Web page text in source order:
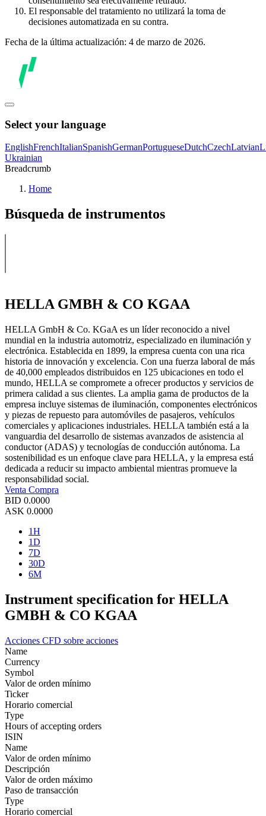
El responsable del tratamiento no utilizará la toma de
decisiones automatizada en su contra.
Fecha de la última actualización: 4 de marzo de 2026.
Select your language
EnglishFrenchItalianSpanishGermanPortugueseDutchCzechLatvian
Ukrainian
Breadcrumb
Home
Búsqueda de instrumentos
HELLA GMBH & CO KGAA
HELLA GmbH & Co. KGaA es un líder reconocido a nivel
mundial en la industria automotriz, especializado en iluminación y
electrónica. Establecida en 1899, la empresa cuenta con una rica
historia de innovación y excelencia. Con una fuerza laboral de más
de 40,000 empleados distribuidos en 125 ubicaciones en todo el
mundo, HELLA se compromete a ofrecer productos y servicios de
primera calidad a sus clientes. La amplia gama de productos de la
empresa incluye sistemas de iluminación, componentes electrónicos
y piezas de repuesto para automóviles de pasajeros, vehículos
comerciales y aplicaciones industriales. HELLA también está a la
vanguardia del desarrollo de sistemas avanzados de asistencia al
conductor (ADAS) y tecnologías de conducción autónoma. La
sostenibilidad es un enfoque clave para HELLA, y la empresa está
dedicada a reducir su impacto ambiental mientras promueve la
responsabilidad social.
Venta Compra
BID 0.0000
ASK 0.0000
1H
1D
7D
30D
6M
Instrument specification for HELLA
GMBH & CO KGAA
Acciones CFD sobre acciones
Name
Currency
Symbol
Valor de orden mínimo
Ticker
Horario comercial
Type
Hours of accepting orders
ISIN
Name
Valor de orden mínimo
Descripción
Valor de orden máximo
Paso de transacción
Type
Horario comercial